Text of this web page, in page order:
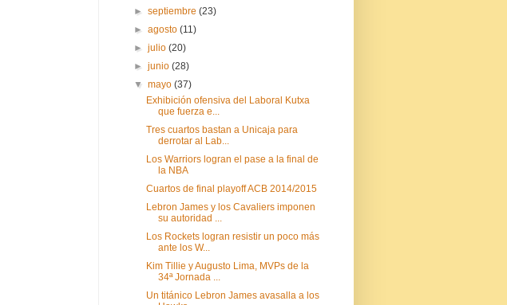
►septiembre(23)
►agosto(11)
►julio(20)
►junio(28)
▼mayo(37)
Exhibición ofensiva del Laboral Kutxa
que fuerza e...
Tres cuartos bastan a Unicaja para
derrotar al Lab...
Los Warriors logran el pase a la final de
la NBA
Cuartos de final playoff ACB 2014/2015
Lebron James y los Cavaliers imponen
su autoridad ...
Los Rockets logran resistir un poco más
ante los W...
Kim Tillie y Augusto Lima, MVPs de la
34ª Jornada ...
Un titánico Lebron James avasalla a los